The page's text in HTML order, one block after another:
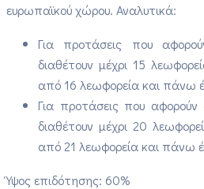
ευρωπαϊκού χώρου. Αναλυτικά:
Για προτάσεις που
διαθέτουν μέχρι 15
από 16 λεωφορεία και πάνω
Για προτάσεις που
διαθέτουν μέχρι 20
από 21 λεωφορεία και πάνω
Ύψος επιδότησης: 60%